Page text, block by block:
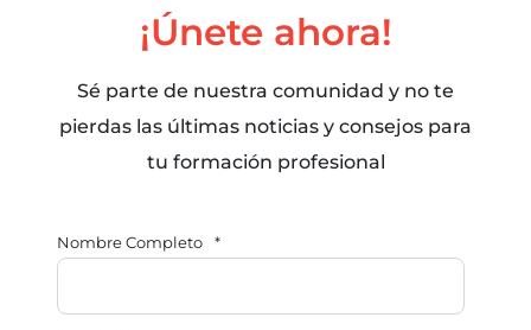
¡Únete ahora!
Sé parte de nuestra comunidad y no te
pierdas las últimas noticias y consejos para
tu formación profesional
Nombre Completo *